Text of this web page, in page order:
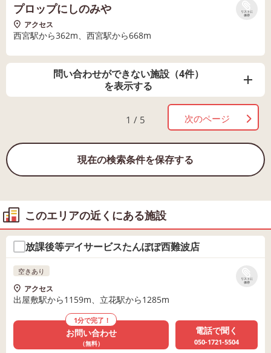
リストに
保存
プロップにしのみや
アクセス
西宮駅から362m、西宮駅から668m
問い合わせができない施設（4件）
を表示する
1 / 5 次のページ
現在の検索条件を保存する
このエリアの近くにある施設
放課後等デイサービスたんぽぽ西難波店
リストに
保存
空きあり
アクセス
出屋敷駅から1159m、立花駅から1285m
1分で完了！
お問い合わせ
（無料）
電話で聞く
050-1721-5504